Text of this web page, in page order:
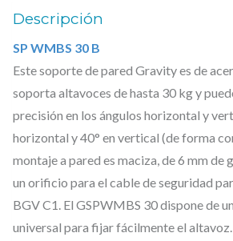
B
S
3
0
B
–
S
Descripción
SP WMBS 30 B
Este soporte de pared Gravity es de
soporta altavoces de hasta 30 kg y
precisión en los ángulos horizontal y
horizontal y 40° en vertical (de forma
montaje a pared es maciza, de 6 mm de
un orificio para el cable de seguridad
BGV C1. El GSPWMBS 30 dispone de
universal para fijar fácilmente el